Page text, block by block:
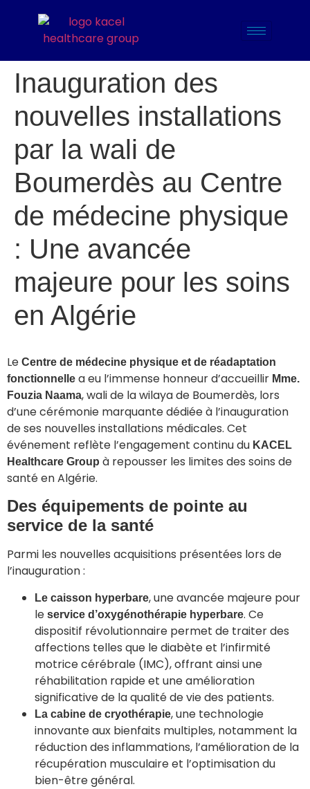
Inauguration des
nouvelles installations
par la wali de
Boumerdès au Centre
de médecine physique
: Une avancée
majeure pour les soins
en Algérie
Le Centre de médecine physique et de réadaptation
fonctionnelle a eu l’immense honneur d’accueillir Mme.
Fouzia Naama, wali de la wilaya de Boumerdès, lors
d’une cérémonie marquante dédiée à l’inauguration
de ses nouvelles installations médicales. Cet
événement reflète l’engagement continu du KACEL
Healthcare Group à repousser les limites des soins de
santé en Algérie.
Des équipements de pointe au
service de la santé
Parmi les nouvelles acquisitions présentées lors de
l’inauguration :
Le caisson hyperbare, une avancée majeure pour
le service d’oxygénothérapie hyperbare. Ce
dispositif révolutionnaire permet de traiter des
affections telles que le diabète et l’infirmité
motrice cérébrale (IMC), offrant ainsi une
réhabilitation rapide et une amélioration
significative de la qualité de vie des patients.
La cabine de cryothérapie, une technologie
innovante aux bienfaits multiples, notamment la
réduction des inflammations, l’amélioration de la
récupération musculaire et l’optimisation du
bien-être général.